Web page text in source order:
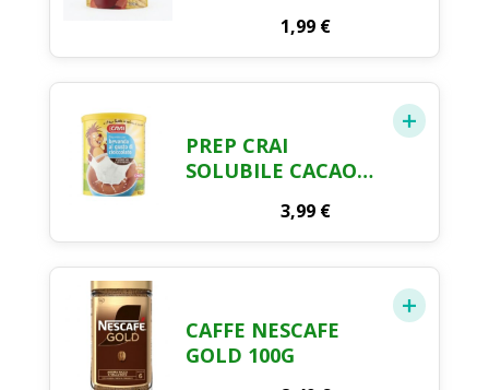
1,99 €
PREP CRAI
SOLUBILE CACAO
3,99 €
CAFFE NESCAFE
GOLD 100G